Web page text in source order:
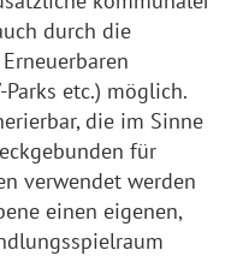
durch die
etc.) möglich.
die im Sinne
für
verwendet werden
einen eigenen,